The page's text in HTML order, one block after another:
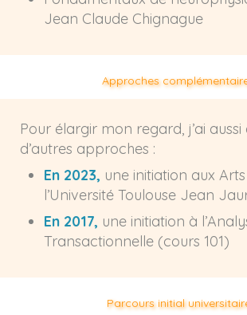
Jean Claude Chignague
Approches
Pour élargir mon regard, j’ai
d’autres approches :
En 2023, une initiation aux
l’Université Toulouse Jean
En 2017, une initiation à
Transactionnelle (cours 101)
Parcours initial